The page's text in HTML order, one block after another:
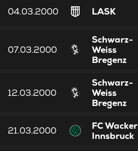
04.03.2000 LASK
07.03.2000
Schwarz-
Weiss
Bregenz
12.03.2000
Schwarz-
Weiss
Bregenz
21.03.2000
FC Wacker
Innsbruck